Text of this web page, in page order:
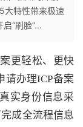
大特性带来极速
“刷脸”...
更轻松、更快
请办理ICP备案
实身份信息采
成全流程信息